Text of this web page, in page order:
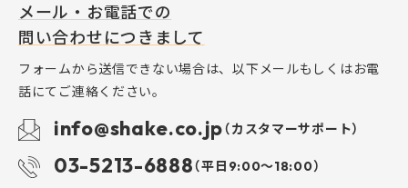
メール・お電話での
問い合わせにつきまして
フォームから送信できない場合は、以下メールもしくはお電
話にてご連絡ください。
info@shake.co.jp（カスタマーサポート）
03-5213-6888（平日9:00〜18:00）